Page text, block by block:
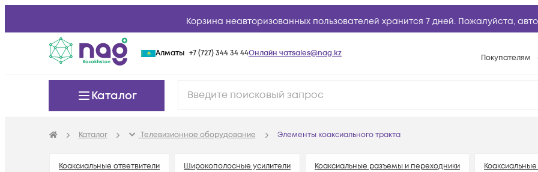
Корзина неавторизованных пользователей хранится 7 дней. Пожалуйста,
Алматы +7 (727) 344 34 44Онлайн чатsales@nag.kz Покупателям
Вопросы и
Каталог
Каталог Телевизионное оборудование Элементы коаксиального тракта
Коаксиальные ответвители Широкополосные усилители Коаксиальные разъемы и переходники